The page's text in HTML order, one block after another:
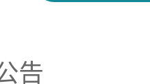
告